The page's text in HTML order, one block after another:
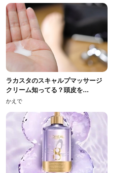
ラカスタのスキャルプマッサージ
クリーム知ってる？頭皮を...
かえで